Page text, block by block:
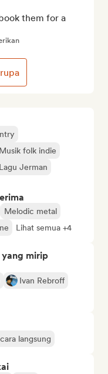
Musik folk indie
Jerman
Melodic metal
Lihat semua +4
yang mirip
Ivan Rebroff
langsung
them for a